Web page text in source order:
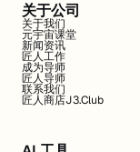
关于公司
关于我们
元宇宙课堂
新闻资讯
匠人工作
成为导师
匠人导师
联系我们
匠人商店J3.Club